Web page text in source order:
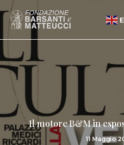
Il motore B&M in
11 Maggio